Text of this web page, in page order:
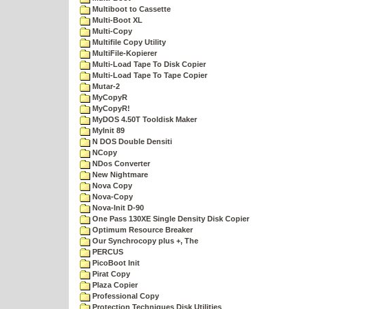
Multiboot to Cassette
Multi-Boot XL
Multi-Copy
Multifile Copy Utility
MultiFile-Kopierer
Multi-Load Tape To Disk Copier
Multi-Load Tape To Tape Copier
Mutar-2
MyCopyR
MyCopyR!
MyDOS 4.50T Tooldisk Maker
MyInit 89
N DOS Double Densiti
NCopy
NDos Converter
New Nightmare
Nova Copy
Nova-Copy
Nova-Init D-90
One Pass 130XE Single Density Disk Copier
Optimum Resource Breaker
Our Synchrocopy plus +, The
PERCUS
PicoBoot Init
Pirat Copy
Plaza Copier
Professional Copy
Protection Techniques Disk Utilities